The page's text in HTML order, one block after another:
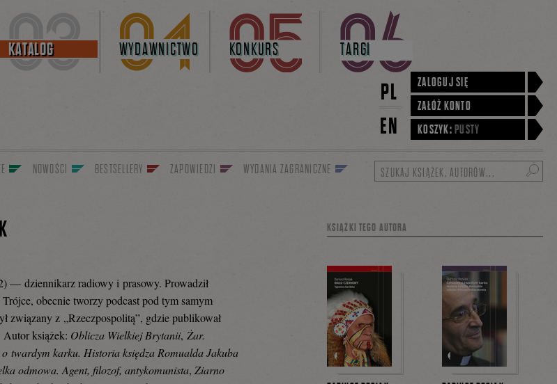
KATALOG WYDAWNICTWO KONKURS TARGI
PL
EN
ZALOGUJ SIĘ
ZAŁÓŻ KONTO
KOSZYK: PUSTY
NOWOŚCI BESTSELLERY ZAPOWIEDZI WYDANIA ZAGRANICZNE
— dziennikarz radiowy i prasowy. Prowadził
obecnie tworzy podcast pod tym samym
związany z „Rzeczpospolitą”, gdzie publikował
książek: Oblicza Wielkiej Brytanii, Żar.
o twardym karku. Historia księdza Romualda Jakuba
odmowa. Agent, filozof, antykomunista,Ziarno
KSIĄŻKI TEGO AUTORA